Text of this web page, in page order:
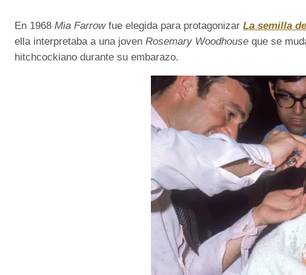
En 1968 Mia Farrowfue elegida para protagonizar La semilla
ella interpretaba a una joven Rosemary Woodhouse que se
hitchcockiano durante su embarazo.